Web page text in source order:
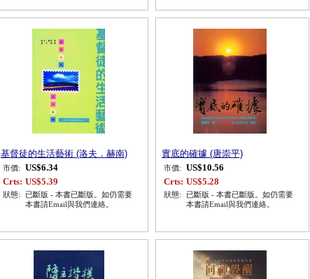
基督徒的生活藝術 (洛夫．赫南)
市價:
US$6.34
Crts: US$5.39
狀態:
已斷版 - 本書已斷版。如仍需要
本書請Email與我們連絡。
實底的確據 (唐崇平)
市價:
US$10.56
Crts: US$5.28
狀態:
已斷版 - 本書已斷版。如仍需要
本書請Email與我們連絡。